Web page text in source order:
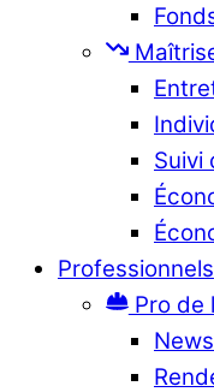
Suivi
Professionnels
Pro de